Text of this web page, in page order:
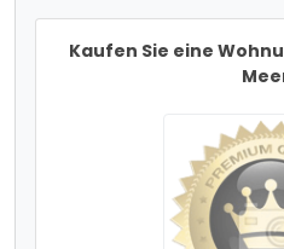
Kaufen Sie eine